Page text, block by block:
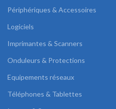
Périphériques & Accessoires
Logiciels
Imprimantes & Scanners
Onduleurs & Protections
Equipements réseaux
Téléphones & Tablettes